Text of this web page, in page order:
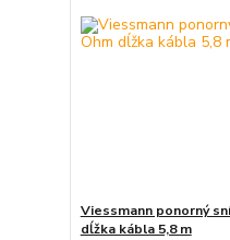
Viessmann ponorný
dĺžka kábla 5,8 m